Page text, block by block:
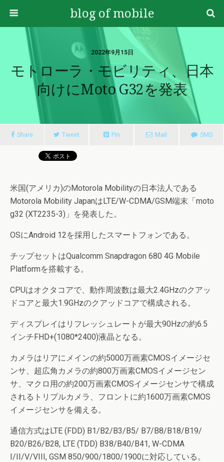
blog of mobile
2022年9月15日
モトローラ・モビリティ、日本
向けにmoto G32を発表
Share Tweet Pin Mail SMS
米国(アメリカ)のMotorola Mobilityの日本法人である
Motorola Mobility JapanはLTE/W-CDMA/GSM端末「moto
g32 (XT2235-3)」を発表した。
OSにAndroid 12を採用したスマートフォンである。
チップセットはQualcomm Snapdragon 680 4G Mobile
Platformを搭載する。
CPUはオクタコアで、動作周波数は最大2.4GHzのクアッ
ドコアと最大1.9GHzのクアッドコアで構成される。
ディスプレイはリフレッシュレートが最大90Hzの約6.5
インチFHD+(1080*2400)液晶となる。
カメラはリアにメインの約5000万画素CMOSイメージセ
ンサ、超広角カメラの約800万画素CMOSイメージセン
サ、マクロ用の約200万画素CMOSイメージセンサで構成
されるトリプルカメラ、フロントに約1600万画素CMOS
イメージセンサを備える。
通信方式はLTE (FDD) B1/B2/B3/B5/ B7/B8/B18/B19/
B20/B26/B28, LTE (TDD) B38/B40/B41, W-CDMA
I/II/V/VIII, GSM 850/900/1800/1900に対応している。